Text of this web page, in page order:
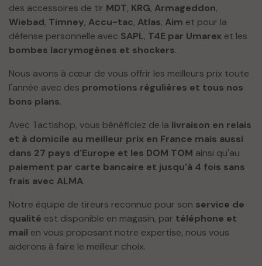
des accessoires de tir MDT, KRG, Armageddon,
Wiebad, Timney, Accu-tac, Atlas, Aim et pour la
défense personnelle avec SAPL, T4E par Umarex et les
bombes lacrymogènes et shockers.
Nous avons à cœur de vous offrir les meilleurs prix toute
l'année avec des promotions régulières et tous nos
bons plans.
Avec Tactishop, vous bénéficiez de la livraison en relais
et à domicile au meilleur prix en France mais aussi
dans 27 pays d'Europe et les DOM TOM ainsi qu'au
paiement par carte bancaire et jusqu'à 4 fois sans
frais avec ALMA.
Notre équipe de tireurs reconnue pour son service de
qualité est disponible en magasin, par téléphone et
mail en vous proposant notre expertise, nous vous
aiderons à faire le meilleur choix.